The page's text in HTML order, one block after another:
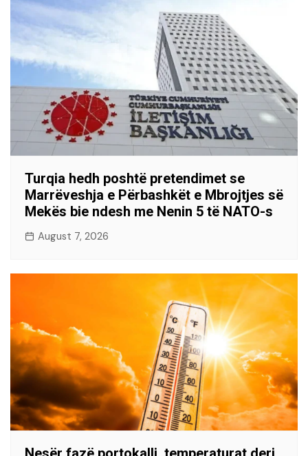
Turqia hedh poshtë pretendimet se
Marrëveshja e Përbashkët e Mbrojtjes së
Mekës bie ndesh me Nenin 5 të NATO-s
August 7, 2026